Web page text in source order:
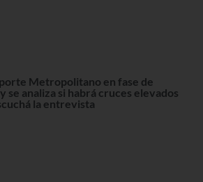
Metropolitano en fase de
se analiza si habrá cruces elevados
la entrevista